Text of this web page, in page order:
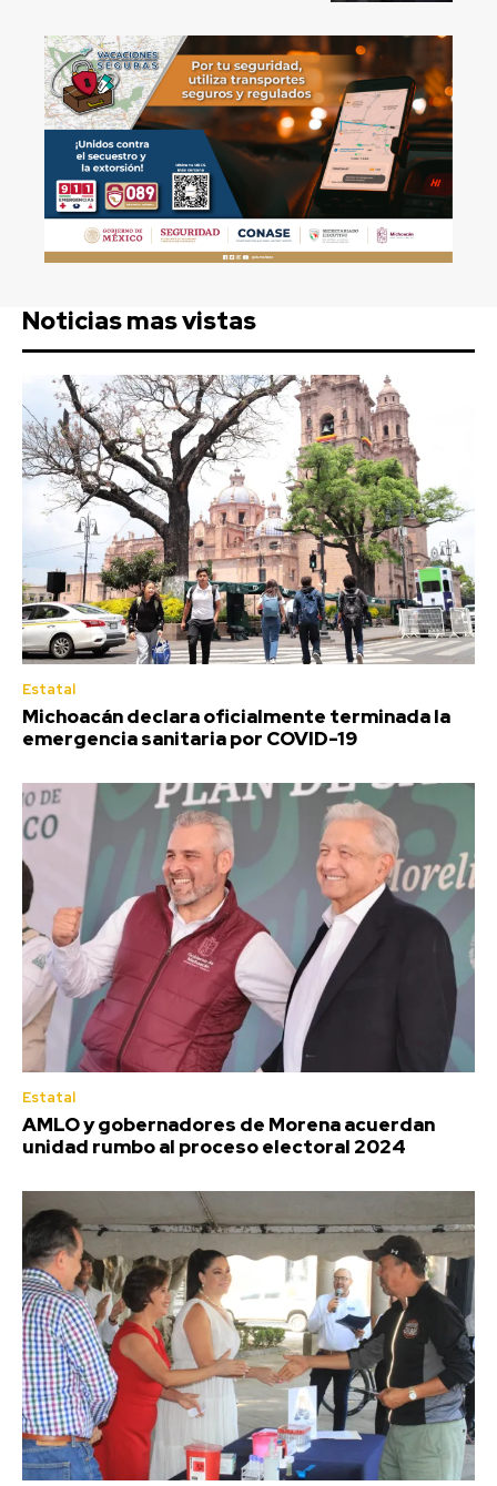
Noticias mas vistas
Estatal
Michoacán declara oficialmente terminada la
emergencia sanitaria por COVID-19
Estatal
AMLO y gobernadores de Morena acuerdan
unidad rumbo al proceso electoral 2024